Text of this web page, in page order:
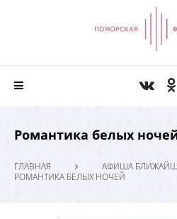
Романтика белых
ГЛАВНАЯ
АФИША
РОМАНТИКА БЕЛЫХ НОЧЕЙ